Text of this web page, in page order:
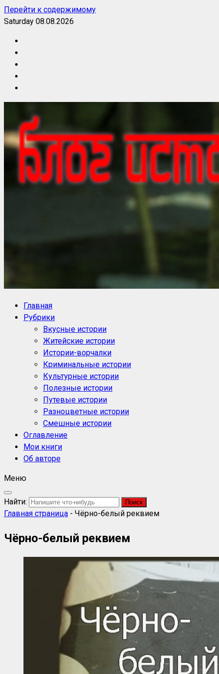
Перейти к содержимому
Saturday 08.08.2026
Блог историй NoorySan
Главная
Рубрики
Вкусные истории
Житейские истории
Истории-ворчалки
Криминальные истории
Культурные истории
Полезные истории
Путевые истории
Разноцветные истории
Смешные истории
Оглавление
Мои книги
Об авторе
Меню
Найти:
Главная страница - Чёрно-белый реквием
Чёрно-белый реквием